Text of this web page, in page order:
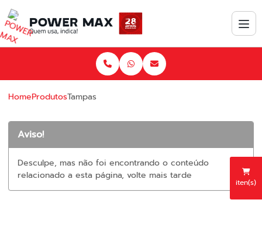
iten(s)
HomeProdutosTampas
Aviso!
Desculpe, mas não foi encontrando o conteúdo
relacionado a esta página, volte mais tarde